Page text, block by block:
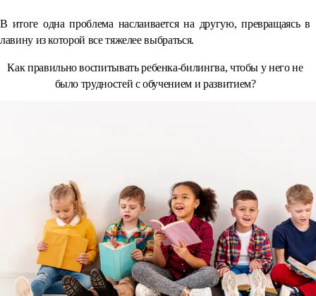
В итоге одна проблема наслаивается на другую, превращаясь в
лавину из которой все тяжелее выбраться.
Как правильно воспитывать ребенка-билингва, чтобы у него не
было трудностей с обучением и развитием?